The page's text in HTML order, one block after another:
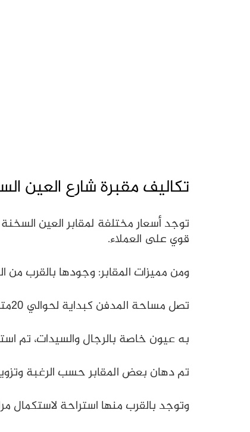
تكاليف مقبرة شارع العين
قوي على العملاء.
ومن مميزات المقابر: وجودها بالقرب
تصل مساحة المدفن كبداية لحوالي 20متر حسب الرغبة، كما أنه مجهز بصنابير مياه.
به عيون خاصة بالرجال والسيدات، تم
تم دهان بعض المقابر حسب الرغبة
وتوجد بالقرب منها استراحة لاستكمال مراسم